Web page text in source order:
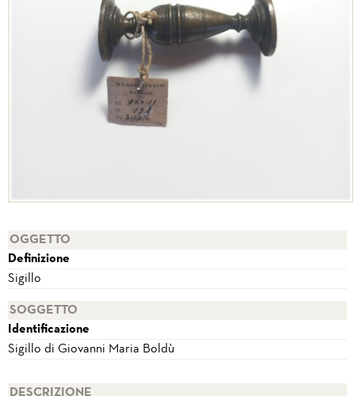
OGGETTO
Definizione
Sigillo
SOGGETTO
Identificazione
Sigillo di Giovanni Maria Boldù
DESCRIZIONE